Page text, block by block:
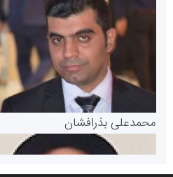
پایگاه خبری گفتمان یزد
سازمان بورس و اوراق بهادار
مرجع اخبار موثق در بازارسرمایه
محمدعلی بذرافشان